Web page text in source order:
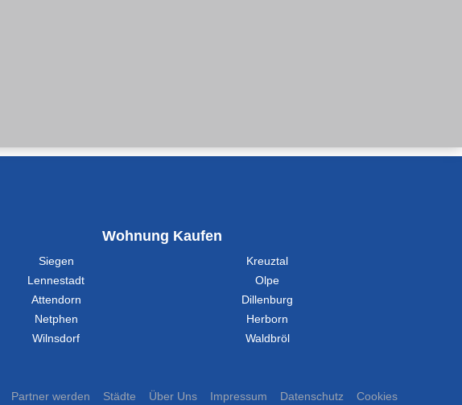
Wohnung Kaufen
Siegen
Kreuztal
Lennestadt
Olpe
Attendorn
Dillenburg
Netphen
Herborn
Wilnsdorf
Waldbröl
Partner werden Städte Über Uns Impressum Datenschutz Cookies